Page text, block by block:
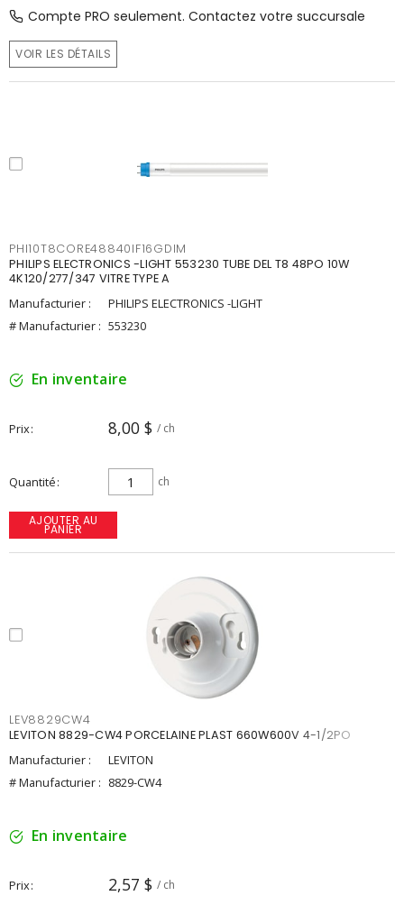
Compte PRO seulement. Contactez votre succursale
VOIR LES DÉTAILS
PHI10T8CORE48840IF16GDIM
PHILIPS ELECTRONICS -LIGHT 553230 TUBE DEL T8 48PO 10W
4K120/277/347 VITRE TYPE A
Manufacturier :
PHILIPS ELECTRONICS -LIGHT
# Manufacturier : 553230
En inventaire
Prix 8,00 $ / ch
Quantité ch
AJOUTER AU
PANIER
LEV8829CW4
LEVITON 8829-CW4 PORCELAINE PLAST 660W600V 4-1/2PO
Manufacturier :
LEVITON
# Manufacturier : 8829-CW4
En inventaire
Prix 2,57 $ / ch